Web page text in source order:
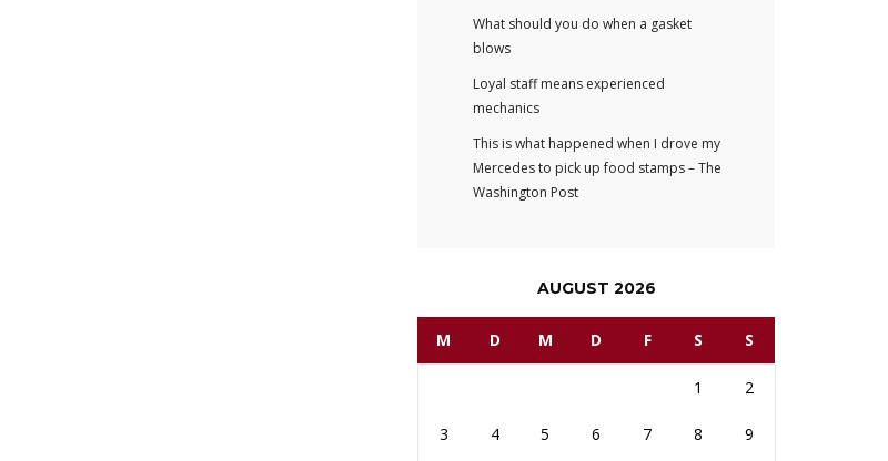
What should you do when a gasket
blows
Loyal staff means experienced
mechanics
This is what happened when I drove my
Mercedes to pick up food stamps – The
Washington Post
AUGUST 2026
M D M D F S S
1 2
3 4 5 6 7 8 9